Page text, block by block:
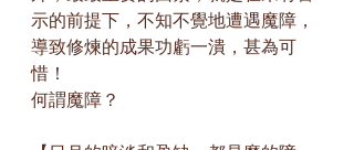
示的前提下，不知不覺地遭遇魔障，
導致修煉的成果功虧一潰，甚為可
惜！
何謂魔障？